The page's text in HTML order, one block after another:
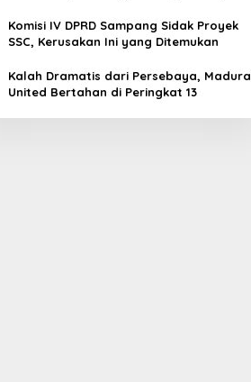
Komisi IV DPRD Sampang Sidak Proyek
SSC, Kerusakan Ini yang Ditemukan
Kalah Dramatis dari Persebaya, Madura
United Bertahan di Peringkat 13